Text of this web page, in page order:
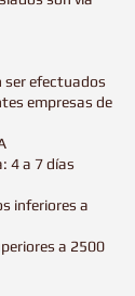
ser efectuados
empresas de
4 a 7 días
inferiores a
a 2500